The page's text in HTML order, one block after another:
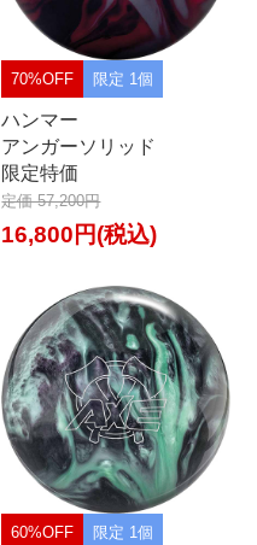
70%OFF 限定 1個
ハンマー
アンガーソリッド
限定特価
定価 57,200円
16,800円(税込)
60%OFF 限定 1個